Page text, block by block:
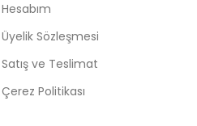
Hesabım
Üyelik Sözleşmesi
Satış ve Teslimat
Çerez Politikası